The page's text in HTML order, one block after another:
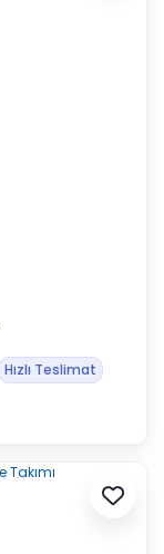
Hızlı Teslimat